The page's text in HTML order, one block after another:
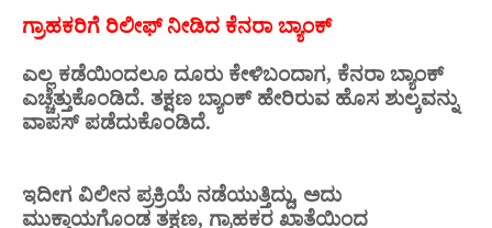
ಗ್ರಾಹಕರಿಗೆ ರಿಲೀಫ್ ನೀಡಿದ ಕೆನರಾ ಬ್ಯಾಂಕ್
ಎಲ್ಲ ಕಡೆಯಿಂದಲೂ ದೂರು ಕೇಳಿಬಂದಾಗ, ಕೆನರಾ ಬ್ಯಾಂಕ್
ಎಚ್ಚೆತ್ತುಕೊಂಡಿದೆ. ತಕ್ಷಣ ಬ್ಯಾಂಕ್ ಹೇರಿರುವ ಹೊಸ ಶುಲ್ಕವನ್ನು
ವಾಪಸ್ ಪಡೆದುಕೊಂಡಿದೆ.
ಇದೀಗ ವಿಲೀನ ಪ್ರಕ್ರಿಯೆ ನಡೆಯುತ್ತಿದ್ದು, ಅದು
ಮುಕ್ತಾಯಗೊಂಡ ತಕ್ಷಣ, ಗ್ರಾಹಕರ ಖಾತೆಯಿಂದ